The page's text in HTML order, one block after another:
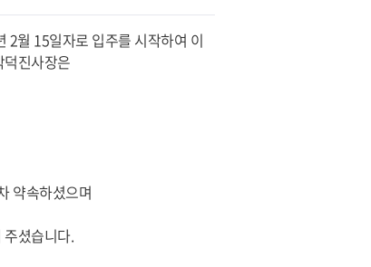
2월 15일자로 입주를 시작하여 이
진사장은
약속하셨으며
셨습니다.